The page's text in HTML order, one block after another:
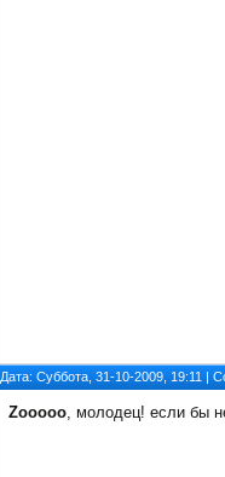
Дата: Суббота, 31-10-2009, 19:11 |
Zooooo, молодец! если бы